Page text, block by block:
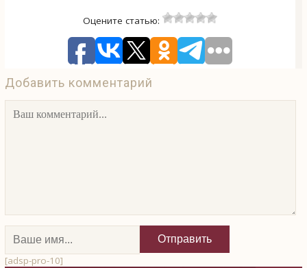
Оцените статью:
Добавить комментарий
[adsp-pro-10]